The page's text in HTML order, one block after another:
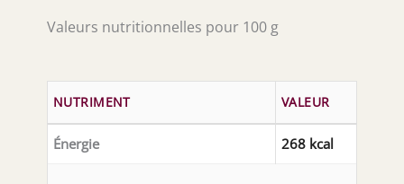
Valeurs nutritionnelles pour 100 g
NUTRIMENT VALEUR
Énergie 268 kcal